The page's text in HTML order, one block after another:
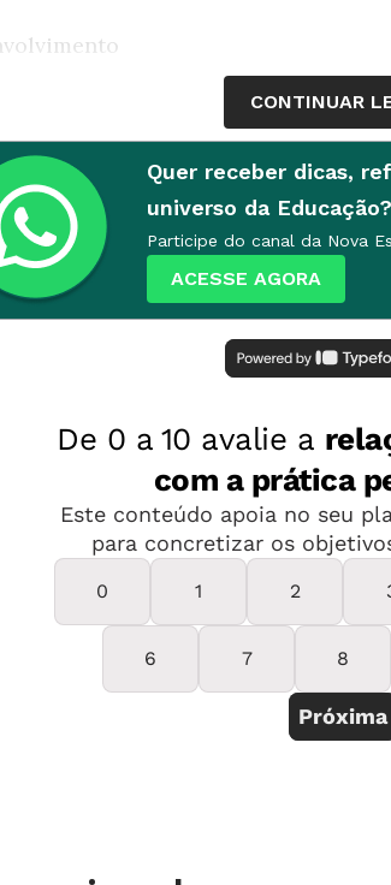
é parte de uma série de 16
de leitura literária para o
Motivação/Sensibilização
"O Pagador de Promessas", de Dias
desde sua estreia em 1960 no
é mundialmente conhecida em sua
Duarte, que recebeu nove
eles a Palma de Ouro no Festival de
Ramos", mas se popularizou como
CONTINUAR
Quer receber dicas,
universo da Educação?
Participe do canal da Nova
ACESSE AGORA